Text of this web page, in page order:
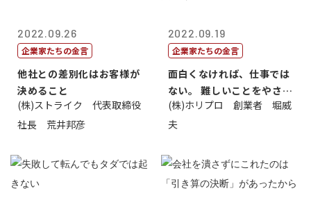
2022.09.26
企業家たちの金言
他社との差別化はお客様が
決めること
(株)ストライク 代表取締役
社長 荒井邦彦
2022.09.19
企業家たちの金言
面白くなければ、仕事では
ない。 難しいことをやさし
く。やさし...
(株)ホリプロ 創業者 堀威
夫